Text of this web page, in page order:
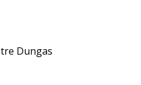
Dungas